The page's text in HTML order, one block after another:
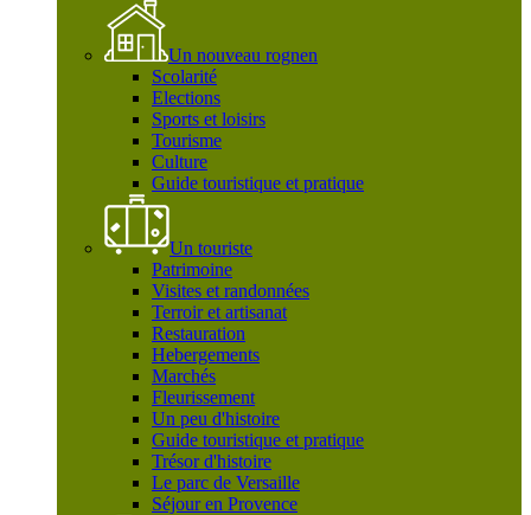
Un nouveau rognen
Scolarité
Elections
Sports et loisirs
Tourisme
Culture
Guide touristique et pratique
Un touriste
Patrimoine
Visites et randonnées
Terroir et artisanat
Restauration
Hebergements
Marchés
Fleurissement
Un peu d'histoire
Guide touristique et pratique
Trésor d'histoire
Le parc de Versaille
Séjour en Provence